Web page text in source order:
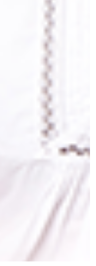
AGB für Sponsoring